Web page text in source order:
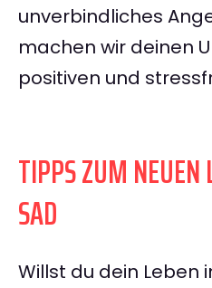
unverbindliches
machen wir deinen
positiven und
TIPPS ZUM NEUEN
SAD
Willst du dein Leben